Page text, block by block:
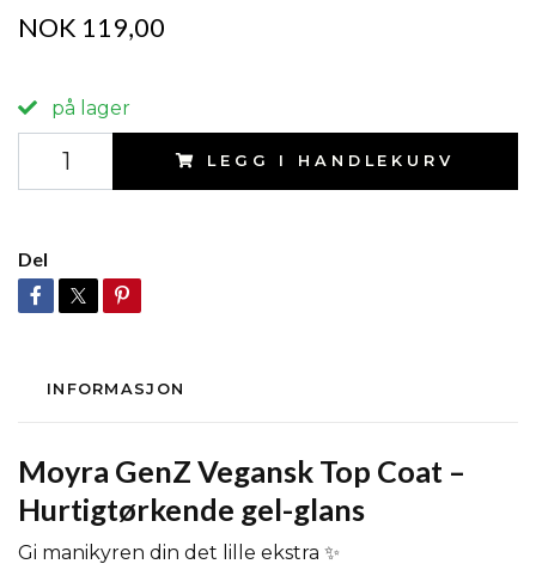
NOK 119,00
på lager
LEGG I HANDLEKURV
Del
INFORMASJON
Moyra GenZ Vegansk Top Coat –
Hurtigtørkende gel-glans
Gi manikyren din det lille ekstra ✨